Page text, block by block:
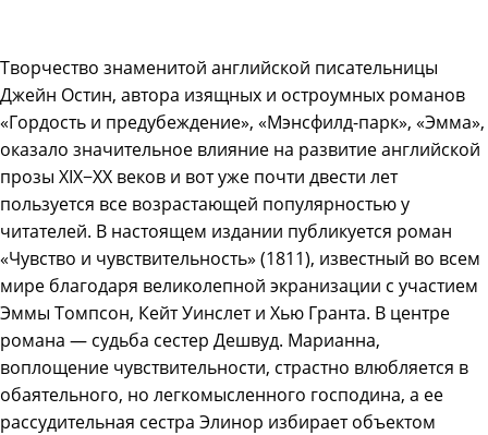
Творчество знаменитой английской писательницы
Джейн Остин, автора изящных и остроумных романов
«Гордость и предубеждение», «Мэнсфилд-парк», «Эмма»,
оказало значительное влияние на развитие английской
прозы XIX−XX веков и вот уже почти двести лет
пользуется все возрастающей популярностью у
читателей. В настоящем издании публикуется роман
«Чувство и чувствительность» (1811), известный во всем
мире благодаря великолепной экранизации с участием
Эммы Томпсон, Кейт Уинслет и Хью Гранта. В центре
романа — судьба сестер Дешвуд. Марианна,
воплощение чувствительности, страстно влюбляется в
обаятельного, но легкомысленного господина, а ее
рассудительная сестра Элинор избирает объектом